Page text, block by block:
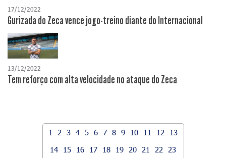
17/12/2022
Gurizada do Zeca vence jogo-treino diante do Internacional
13/12/2022
Tem reforço com alta velocidade no ataque do Zeca
1 2 3 4 5 6 7 8 9 10 11 12
13
14
15 16 17 18 19 20 21 22
23